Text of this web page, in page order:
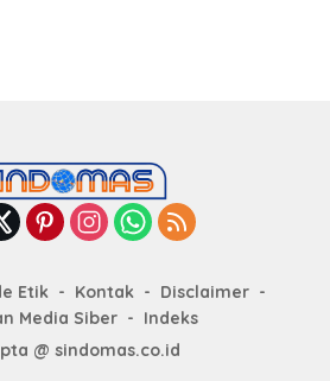
Etik Kontak
Disclaimer
Media Siber
Indeks
@ sindomas.co.id